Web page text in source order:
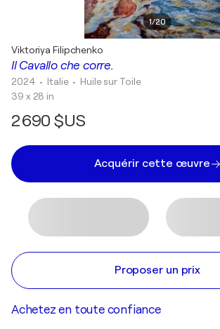
1/20
Il Cavallo che corre.
Viktoriya Filipchenko
2024 • Italie • Huile sur Toile
39 x 28 in
2 690 $US
Acquérir cette œuvre
Proposer un prix
Achetez en toute confiance